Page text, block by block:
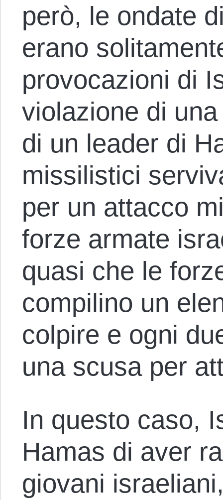
però, le ondate
erano
provocazioni di
violazione di
di un leader di
missilistici
per un attacco
forze armate
quasi che le
compilino un
colpire e ogni
una scusa per
In questo caso,
Hamas di aver
giovani